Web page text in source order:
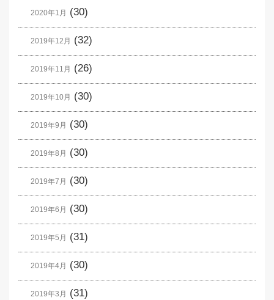
2020年1月 (30)
2019年12月 (32)
2019年11月 (26)
2019年10月 (30)
2019年9月 (30)
2019年8月 (30)
2019年7月 (30)
2019年6月 (30)
2019年5月 (31)
2019年4月 (30)
2019年3月 (31)